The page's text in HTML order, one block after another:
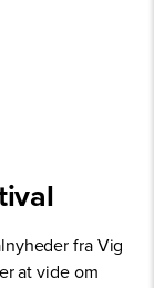
fra Vig
at vide om